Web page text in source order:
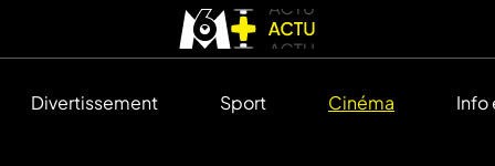
Divertissement Sport Cinéma Info